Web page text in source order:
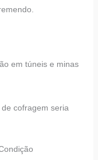
em túneis e minas
cofragem seria